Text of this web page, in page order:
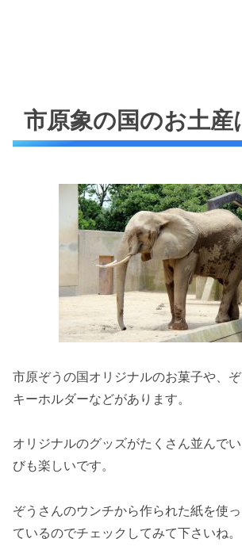
市原象の国のお土産
市原ぞうの国オリジナルのお菓子や、ぞ
キーホルダーなどがあります。
オリジナルのグッズがたくさん並んで
びも楽しいです。
ぞうさんのウンチから作られた紙を使
ているのでチェックしてみて下さいね。